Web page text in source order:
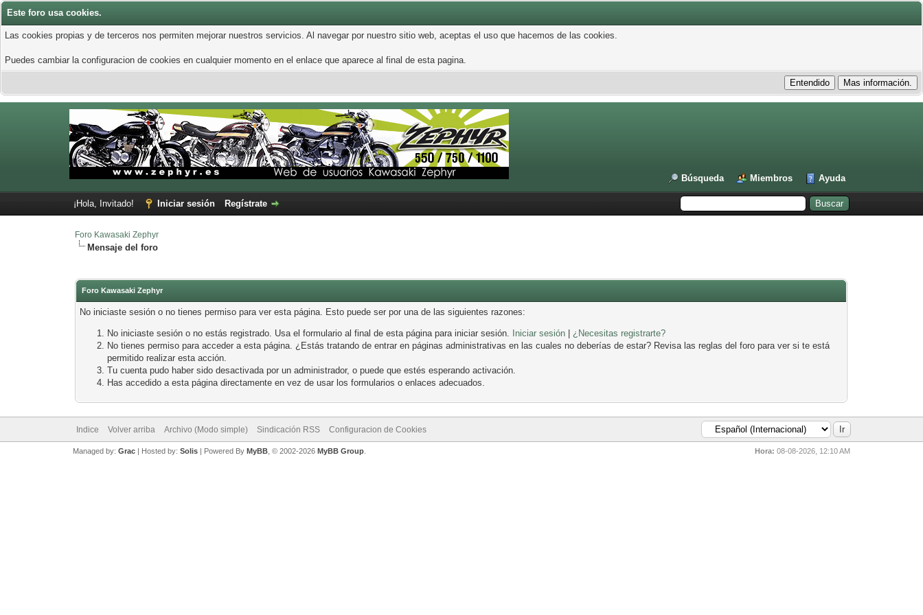
Este foro usa cookies.
Las cookies propias y de terceros nos permiten mejorar nuestros servicios. Al navegar por nuestro sitio web, aceptas el uso que hacemos de las cookies.
Puedes cambiar la configuracion de cookies en cualquier momento en el enlace que aparece al final de esta pagina.
Búsqueda Miembros Ayuda
¡Hola, Invitado! Iniciar sesión Regístrate
Foro Kawasaki Zephyr
Mensaje del foro
Foro Kawasaki Zephyr
No iniciaste sesión o no tienes permiso para ver esta página. Esto puede ser por una de las siguientes razones:
No iniciaste sesión o no estás registrado. Usa el formulario al final de esta página para iniciar sesión. Iniciar sesión
¿Necesitas registrarte?
No tienes permiso para acceder a esta página. ¿Estás tratando de entrar en páginas administrativas en las cuales no deberías de estar? Revisa las reglas del foro para ver si te está
permitido realizar esta acción.
Tu cuenta pudo haber sido desactivada por un administrador, o puede que estés esperando activación.
Has accedido a esta página directamente en vez de usar los formularios o enlaces adecuados.
Indice Volver arriba Archivo (Modo simple) Sindicación RSS Configuracion de Cookies
Hora: 08-08-2026, 12:10 AM
Managed by: Grac| Hosted by: Solis| Powered By MyBB, © 2002-2026 MyBB Group.